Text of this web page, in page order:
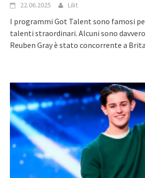
22.06.2025 Lilit
I programmi Got Talent sono famosi
talenti straordinari. Alcuni sono
Reuben Gray è stato concorrente a